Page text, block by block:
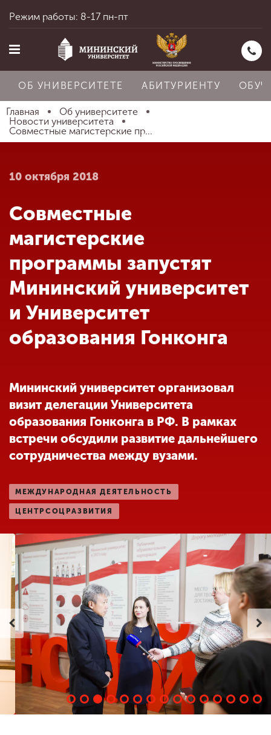
Главная
Абитуриенту
Обучение
Наука
Другие виды
деятельности
Студенческая жизнь
Сведения об
образовательной
организации
ENG SPN
Приемная
комиссия
+7 (831) 262-26-20
Режим работы: 8-17 пн-пт
ОБ УНИВЕРСИТЕТЕ АБИТУРИЕНТУ
Главная
Об университете
Новости университета
Совместные магистерские пр...
10 октября 2018
Совместные
магистерские
программы запустят
Мининский университет
и Университет
образования Гонконга
Мининский университет организовал
визит делегации Университета
образования Гонконга в РФ. В рамках
встречи обсудили развитие дальнейшего
сотрудничества между вузами.
МЕЖДУНАРОДНАЯ ДЕЯТЕЛЬНОСТЬ
ЦЕНТРСОЦРАЗВИТИЯ